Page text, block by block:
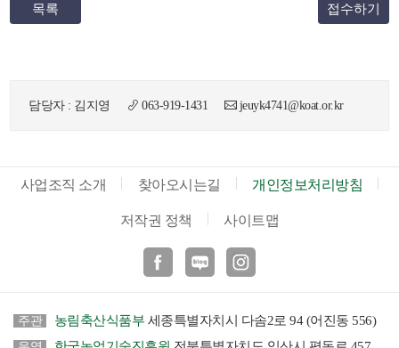
목록 접수하기
담당자 : 김지영 063-919-1431 jeuyk4741@koat.or.kr
사업조직 소개 찾아오시는길 개인정보처리방침
저작권 정책 사이트맵
인스타
주관 농림축산식품부 세종특별자치시 다솜2로 94 (어진동 556)